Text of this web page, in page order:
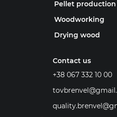
Pellet production
Woodworking
Drying wood
Contact us
+38 067 332 10 00